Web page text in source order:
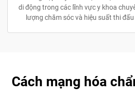
di động trong các lĩnh vực y khoa
lượng chăm sóc và hiệu suất thi
Cách mạng hóa